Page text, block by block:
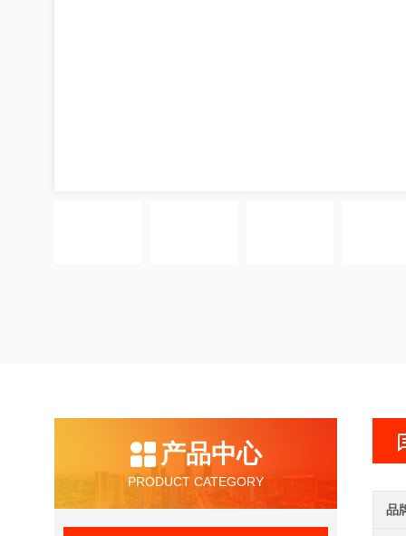
产品中心
PRODUCT CATEGORY
品